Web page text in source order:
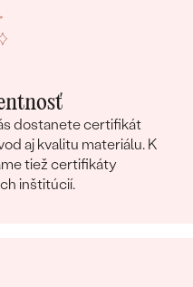
dostanete certifikát
aj kvalitu materiálu. K
tiež certifikáty
inštitúcií.